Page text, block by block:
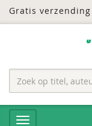
Gratis verzending